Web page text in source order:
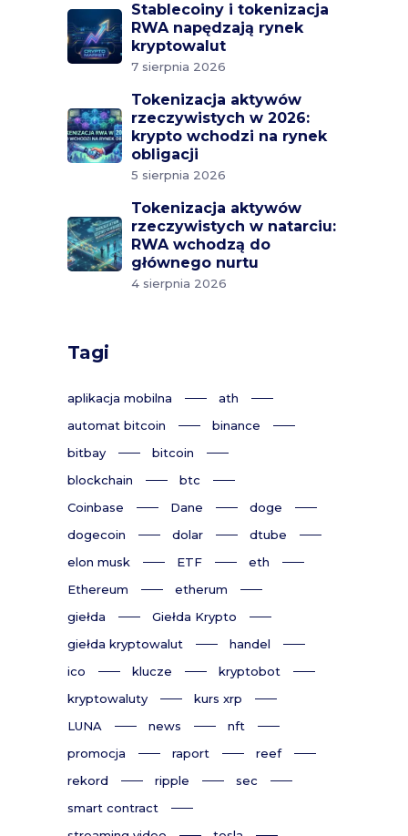
Stablecoiny i tokenizacja
RWA napędzają rynek
kryptowalut
7 sierpnia 2026
Tokenizacja aktywów
rzeczywistych w 2026:
krypto wchodzi na rynek
obligacji
5 sierpnia 2026
Tokenizacja aktywów
rzeczywistych w natarciu:
RWA wchodzą do
głównego nurtu
4 sierpnia 2026
Tagi
aplikacja mobilna
ath
automat bitcoin
binance
bitbay
bitcoin
blockchain
btc
Coinbase
Dane
doge
dogecoin
dolar
dtube
elon musk
ETF
eth
Ethereum
etherum
giełda
Giełda Krypto
giełda kryptowalut
handel
ico
klucze
kryptobot
kryptowaluty
kurs xrp
LUNA
news
nft
promocja
raport
reef
rekord
ripple
sec
smart contract